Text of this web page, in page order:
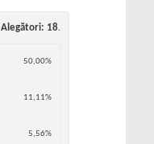
Alegători 18.
50,00%
11,11%
5,56%